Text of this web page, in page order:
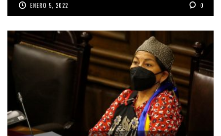
ENERO 5, 2022 0